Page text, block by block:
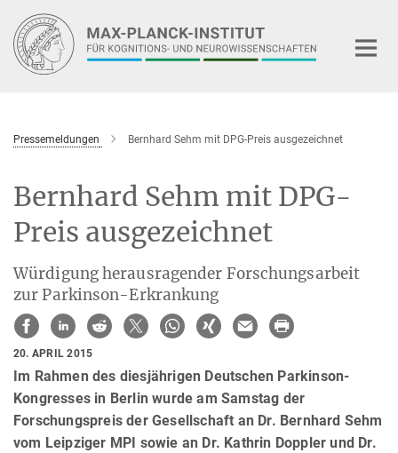
Hauptinhalt
Pressemeldungen Bernhard Sehm mit DPG-Preis ausgezeichnet
Bernhard Sehm mit DPG-
Preis ausgezeichnet
Würdigung herausragender Forschungsarbeit
zur Parkinson-Erkrankung
20. APRIL 2015
Im Rahmen des diesjährigen Deutschen Parkinson-
Kongresses in Berlin wurde am Samstag der
Forschungspreis der Gesellschaft an Dr. Bernhard Sehm
vom Leipziger MPI sowie an Dr. Kathrin Doppler und Dr.